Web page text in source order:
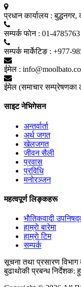
प्रधान कार्यालय : बुद्धनगर,
सम्पर्क फाेन : 01-4785763
सम्पर्क मार्केटिङ : +977-
ईमेल :
ईमेल (समाचार सम्प्रेषणका
साइट नेभिगेसन
अन्तर्वार्ता
अर्थ जगत
खेलजगत
जीवन सैली
प्रवास
प्रविधि
मनोरञ्जन
महत्वपूर्ण लिङ्कहरू
भाैतिकवादी
हाम्राे बारेमा
हाम्राे टिम
सम्पर्क
सूचना तथा प्रसारण
बुढाथाेकी प्रबन्ध निर्देशक: